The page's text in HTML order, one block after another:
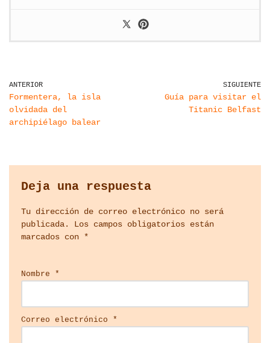
ANTERIOR
Formentera, la isla
olvidada del
archipiélago balear
SIGUIENTE
Guía para visitar el
Titanic Belfast
Deja una respuesta
Tu dirección de correo electrónico no será
publicada.
Los campos obligatorios están
marcados con *
Nombre *
Correo electrónico *